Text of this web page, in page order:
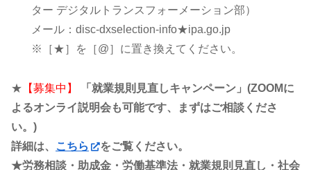
ター デジタルトランスフォーメーション部）
メール：disc-dxselection-info★ipa.go.jp
※［★］を［@］に置き換えてください。
★ 【募集中】
「就業規則見直しキャンペーン」(ZOOMに
よるオンライ説明会も可能です、まずはご相談くださ
い。)
詳細は、
こちら
をご覧ください。
★労務相談・助成金・労働基準法・就業規則見直し・社会